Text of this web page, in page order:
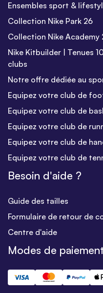
Ensembles sport &
Collection Nike Park 26
Collection Nike Academy
Nike Kitbuilder | Tenues
clubs
Notre offre dédiée au
Equipez votre club de
Equipez votre club de
Equipez votre club de
Equipez votre club de
Equipez votre club de
Besoin d'aide ?
Guide des tailles
Formulaire de retour de
Centre d'aide
Modes de